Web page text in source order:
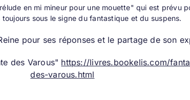
en mi mineur pour une mouette" qui est prévu
sous le signe du fantastique et du suspens.
pour ses réponses et le partage de son
des Varous" https://livres.bookelis.com/
des-varous.html